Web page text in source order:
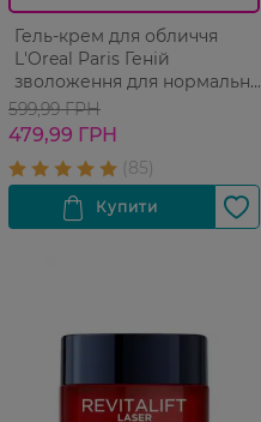
Гель-крем для обличчя
L'Oreal Paris Геній
зволоження для нормальної
та комбінованої шкіри
обличчя 70 мл
599,99 ГРН
479,99 ГРН